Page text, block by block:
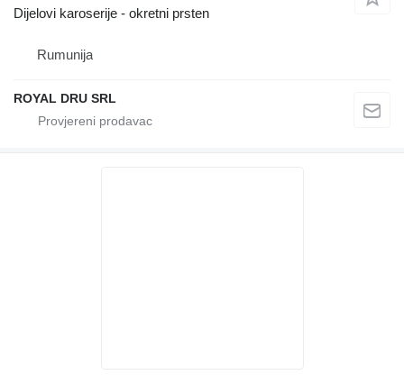
Dijelovi karoserije - okretni prsten
Rumunija
ROYAL DRU SRL